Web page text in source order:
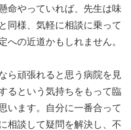
命やっていれば、先生は味
同様、気軽に相談に乗って
への近道かもしれません。
ら頑張れると思う病院を見
るという気持ちをもって臨
います。自分に一番合って
相談して疑問を解決し、不